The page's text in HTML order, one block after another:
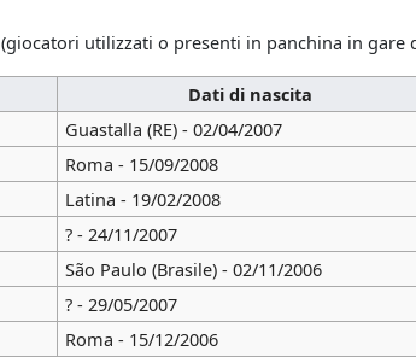
(giocatori utilizzati o presenti in panchina in gare
Dati di nascita
Guastalla (RE) - 02/04/2007
Roma - 15/09/2008
Latina - 19/02/2008
? - 24/11/2007
São Paulo (Brasile) - 02/11/2006
? - 29/05/2007
Roma - 15/12/2006